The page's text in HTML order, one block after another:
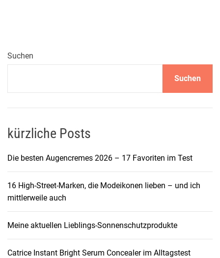
Suchen
Suchen
kürzliche Posts
Die besten Augencremes 2026 – 17 Favoriten im Test
16 High-Street-Marken, die Modeikonen lieben – und ich
mittlerweile auch
Meine aktuellen Lieblings-Sonnenschutzprodukte
Catrice Instant Bright Serum Concealer im Alltagstest